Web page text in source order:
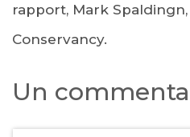
rapport, Mark
Conservancy.
Un